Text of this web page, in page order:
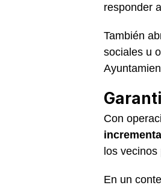
responder
También
sociales u
Con
los vecinos
En un